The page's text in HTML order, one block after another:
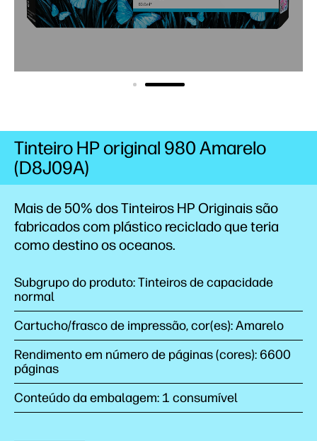
Mais de 50% dos Tinteiros HP Originais são
fabricados com plástico reciclado que teria
como destino osoceanos.
Subgrupo do produto: Tinteiros de capacidade
normal
Cartucho/frasco de impressão, cor(es): Amarelo
Rendimento em número de páginas (cores): 6600
páginas
Conteúdo da embalagem: 1 consumível
Tinteiro HP original 980 Amarelo
(D8J09A)